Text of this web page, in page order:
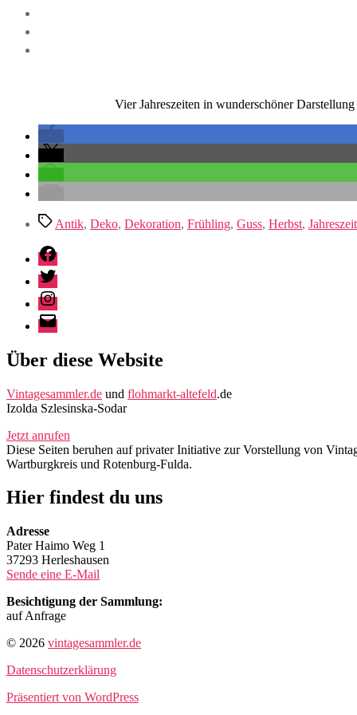
Vier Jahreszeiten in wunderschöner
Schlagwörter
Antik, Deko, Dekoration, Frühling, Guss, Herbst,
Facebook
Twitter
Instagram
E-
Mail
Über diese Website
Vintagesammler.de und flohmarkt-altefeld.de
Izolda Szlesinska-Sodar
Jetzt anrufen
Diese Seiten beruhen auf privater Initiative zur Vorstellung von
Wartburgkreis und Rotenburg-Fulda.
Hier findest du uns
Adresse
Pater Haimo Weg 1
37293 Herleshausen
Sende eine E-Mail
Besichtigung der Sammlung:
auf Anfrage
© 2026 vintagesammler.de
Datenschutzerklärung
Präsentiert von WordPress